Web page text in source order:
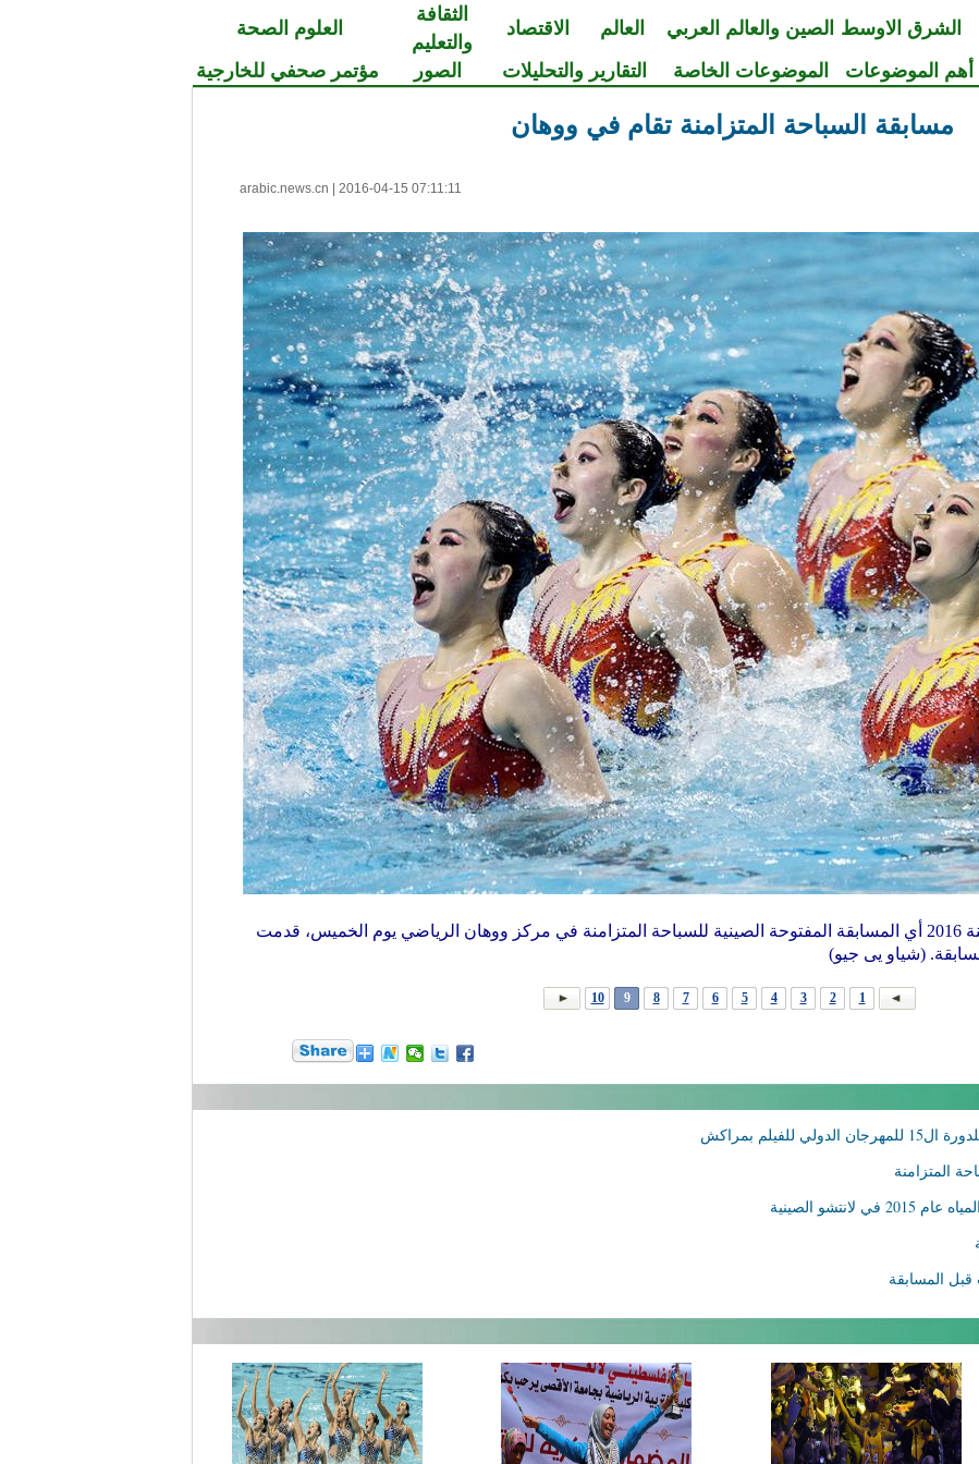
الشرق الاوسط الصين والعالم العربي العالم الاقتصاد
الثقافة
والتعليم
العلوم الصحة
أهم الموضوعات الموضوعات الخاصة التقارير والتحليلات الصور مؤتمر صحفي للخارجية
مسابقة السباحة المتزامنة تقام في ووهان
arabic.news.cn 2016-04-15 07:11:11
تقام بطولة الصين للسباحة المتزامنة 2016 أي المسابقة المفتوحة الصينية للسباحة المتزامنة في مركز ووهان الرياضي يوم الخميس، قدمت
(شياو يى جيو)
1
2
3
4
5
6
7
8
9
10
المتزامنة
الصينية
قبل المسابقة